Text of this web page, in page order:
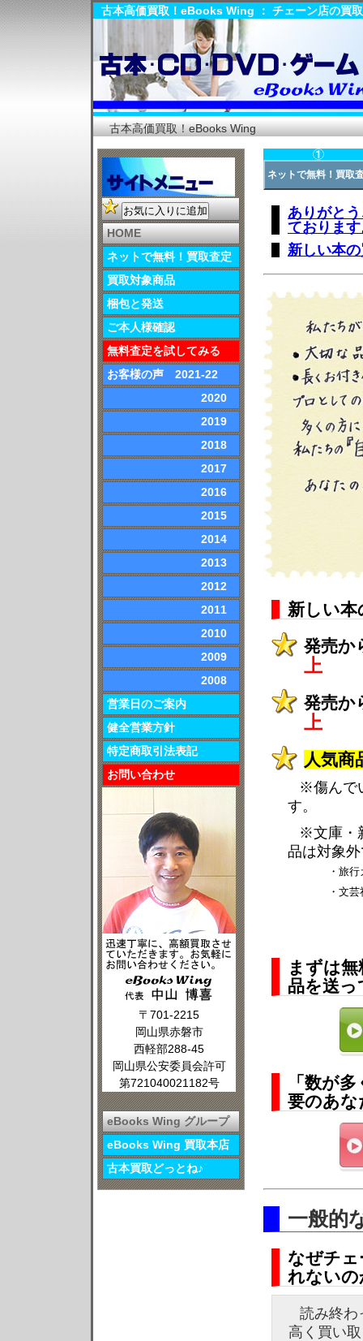
古本高価買取！eBooks Wing ： チェーン店の買
古本高価買取！eBooks Wing
ネットで無料！買取
ありがと
ておりま
新しい本
新しい本
発売
上
発売
上
人気商
※傷んで
す。
※文庫・
品は対象
・旅
・文
まずは
品を送
「数が
要のあな
一般的
なぜチ
れないの
読み終わ
高く買い
お気に入りに追加
HOME
ネットで無料！買取査定
買取対象商品
梱包と発送
ご本人様確認
無料査定を試してみる
お客様の声 2021-22
2020
2019
2018
2017
2016
2015
2014
2013
2012
2011
2010
2009
2008
営業日のご案内
健全営業方針
特定商取引法表記
お問い合わせ
〒701-2215
岡山県赤磐市
西軽部288-45
岡山県公安委員会許可
第721040021182号
eBooks Wing グループ
eBooks Wing 買取本店
古本買取どっとね♪